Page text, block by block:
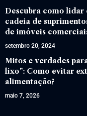
Descubra como lidar
cadeia de
de imóveis
setembro 20, 2024
Mitos e verdades
lixo”: Como evitar
alimentação?
maio 7, 2026